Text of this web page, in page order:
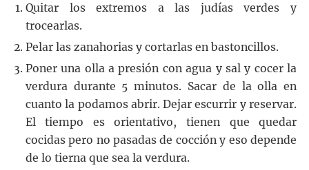
Quitar los extremos a las judías verdes y
trocearlas.
Pelar las zanahorias y cortarlas en bastoncillos.
Poner una olla a presión con agua y sal y cocer la
verdura durante 5 minutos. Sacar de la olla en
cuanto la podamos abrir. Dejar escurrir y reservar.
El tiempo es orientativo, tienen que quedar
cocidas pero no pasadas de cocción y eso depende
de lo tierna que sea la verdura.